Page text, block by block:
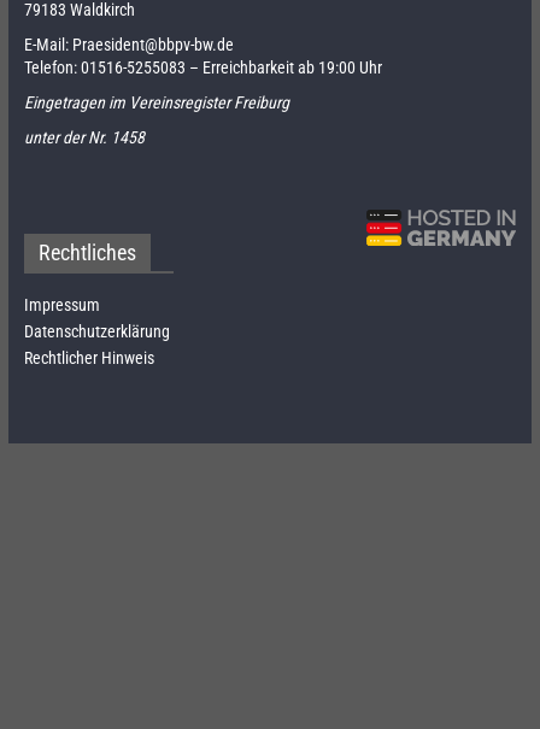
79183 Waldkirch
E-Mail: Praesident@bbpv-bw.de
Telefon:01516-5255083 – Erreichbarkeit ab 19:00 Uhr
Eingetragen im Vereinsregister Freiburg
unter der Nr. 1458
Rechtliches
Impressum
Datenschutzerklärung
Rechtlicher Hinweis